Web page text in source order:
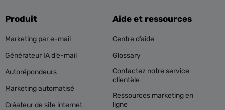
Produit
Marketing par e-mail
Générateur IA d’e-mail
Autorépondeurs
Marketing automatisé
Créateur de site internet
Aide et ressources
Centre d’aide
Glossary
Contactez notre service
clientèle
Ressources marketing en
ligne